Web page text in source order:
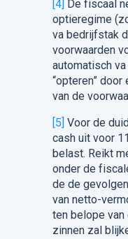
[4] De fiscaal
optieregime
va bedrijfstak
voorwaarden
automatisch
“opteren”
van de
[5] Voor de
cash uit voor
belast. Reikt
onder de
de de
van netto-
ten belope van
zinnen zal